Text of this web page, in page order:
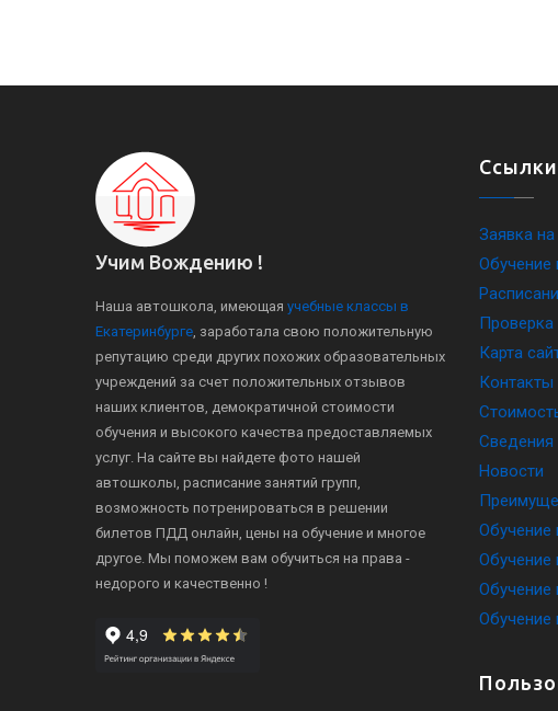
Учим Вождению !
Наша автошкола, имеющая учебные классы в
Екатеринбурге, заработала свою положительную
репутацию среди других похожих образовательных
учреждений за счет положительных отзывов
наших клиентов, демократичной стоимости
обучения и высокого качества предоставляемых
услуг. На сайте вы найдете фото нашей
автошколы, расписание занятий групп,
возможность потренироваться в решении
билетов ПДД онлайн, цены на обучение и многое
другое. Мы поможем вам обучиться на права -
недорого и качественно !
Ссылки
Заявка
Обучение
Проверка
Карта
Контакты
Сведения
Новости
Обучение
Обучение
Обучение
Обучение